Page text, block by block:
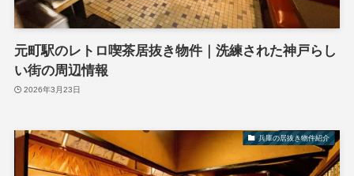
元町駅のレトロ喫茶居抜き物件｜洗練された神戸らし
い街の周辺情報
2026年3月23日
兵庫の居抜き物件紹介